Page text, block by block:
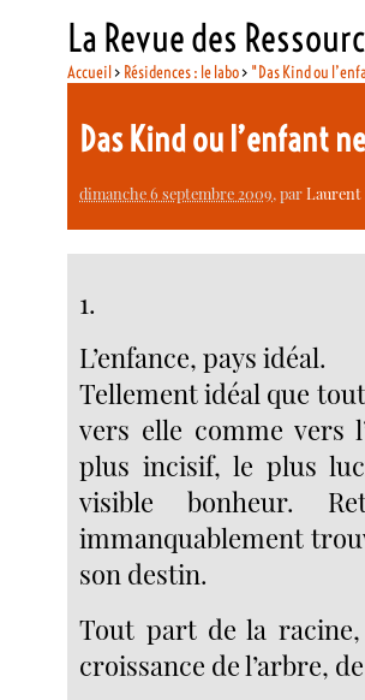
La Revue des
Accueil> Résidences : le labo> "Das Kind ou
Das Kind ou l’enfant
dimanche 6 septembre 2009, par
1.
L’enfance, pays idéal.
Tellement idéal que
vers elle comme vers
plus incisif, le plus
visible bonheur.
immanquablement
son destin.
Tout part de la racine,
croissance de l’arbre,